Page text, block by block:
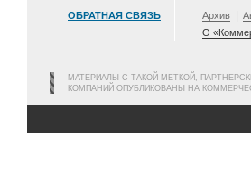
ОБРАТНАЯ СВЯЗЬ Архив
О
МАТЕРИАЛЫ С ТАКОЙ МЕТКОЙ,
КОМПАНИЙ ОПУБЛИКОВАНЫ НА